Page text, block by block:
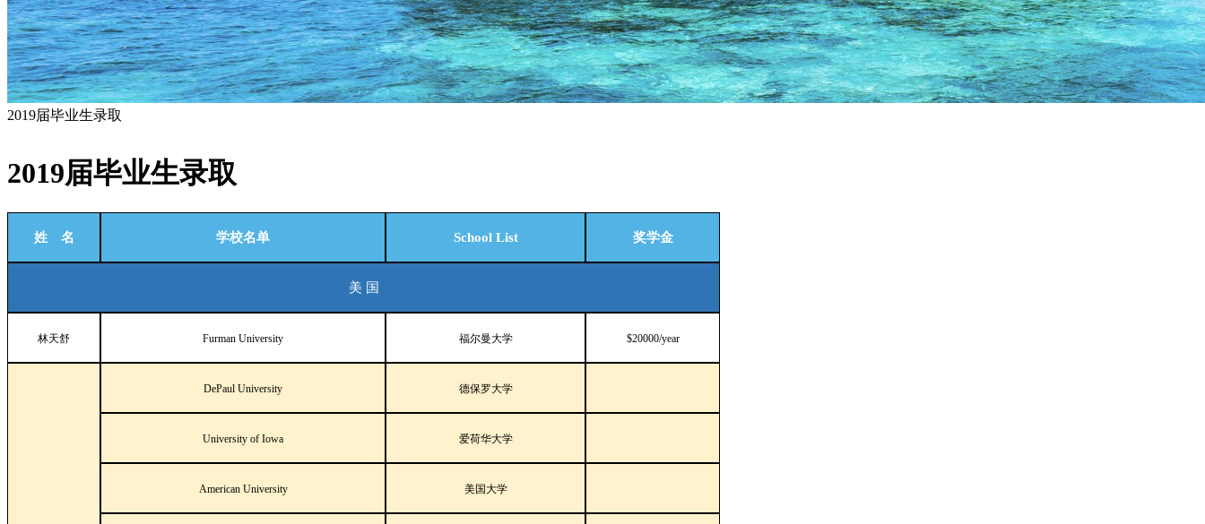
2019届毕业生录取
2019届毕业生录取
姓 名 学校名单 School List 奖学金
美 国
林天舒 Furman University 福尔曼大学 $20000/year
DePaul University 德保罗大学
University of Iowa 爱荷华大学
American University 美国大学